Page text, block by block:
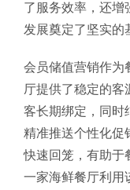
了服务效率，还增
发展奠定了坚实的
会员储值营销作为
厅提供了稳定的客
客长期绑定，同时
精准推送个性化促
快速回笼，有助于
一家海鲜餐厅利用